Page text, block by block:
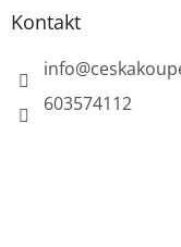
Kontakt
info@
603574112